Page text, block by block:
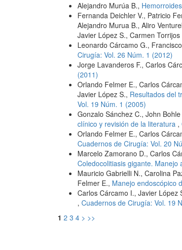
Alejandro Murúa B.,
Fernanda Deichler V., Patricio
Alejandro Murua B., Aliro
Javier López S., Carmen Torrijos
Leonardo Cárcamo G.,
Cirugía: Vol. 26 Núm. 1 (2012)
Jorge Lavanderos F., Carlos
(2011)
Orlando Felmer E., Carlos
Javier López S., Resultados del
Vol. 19 Núm. 1 (2005)
Gonzalo Sánchez C., John
clínico y revisión de la literatura ,
Orlando Felmer E., Carlos
Cuadernos de Cirugía: Vol. 20
Marcelo Zamorano D., Carlos
Coledocolitiasis gigante. Manejo
Mauricio Gabrielli N., Carolina
Felmer E., Manejo endoscópico
Carlos Cárcamo I., Javier López
, Cuadernos de Cirugía: Vol. 19
1 2 3 4 > >>